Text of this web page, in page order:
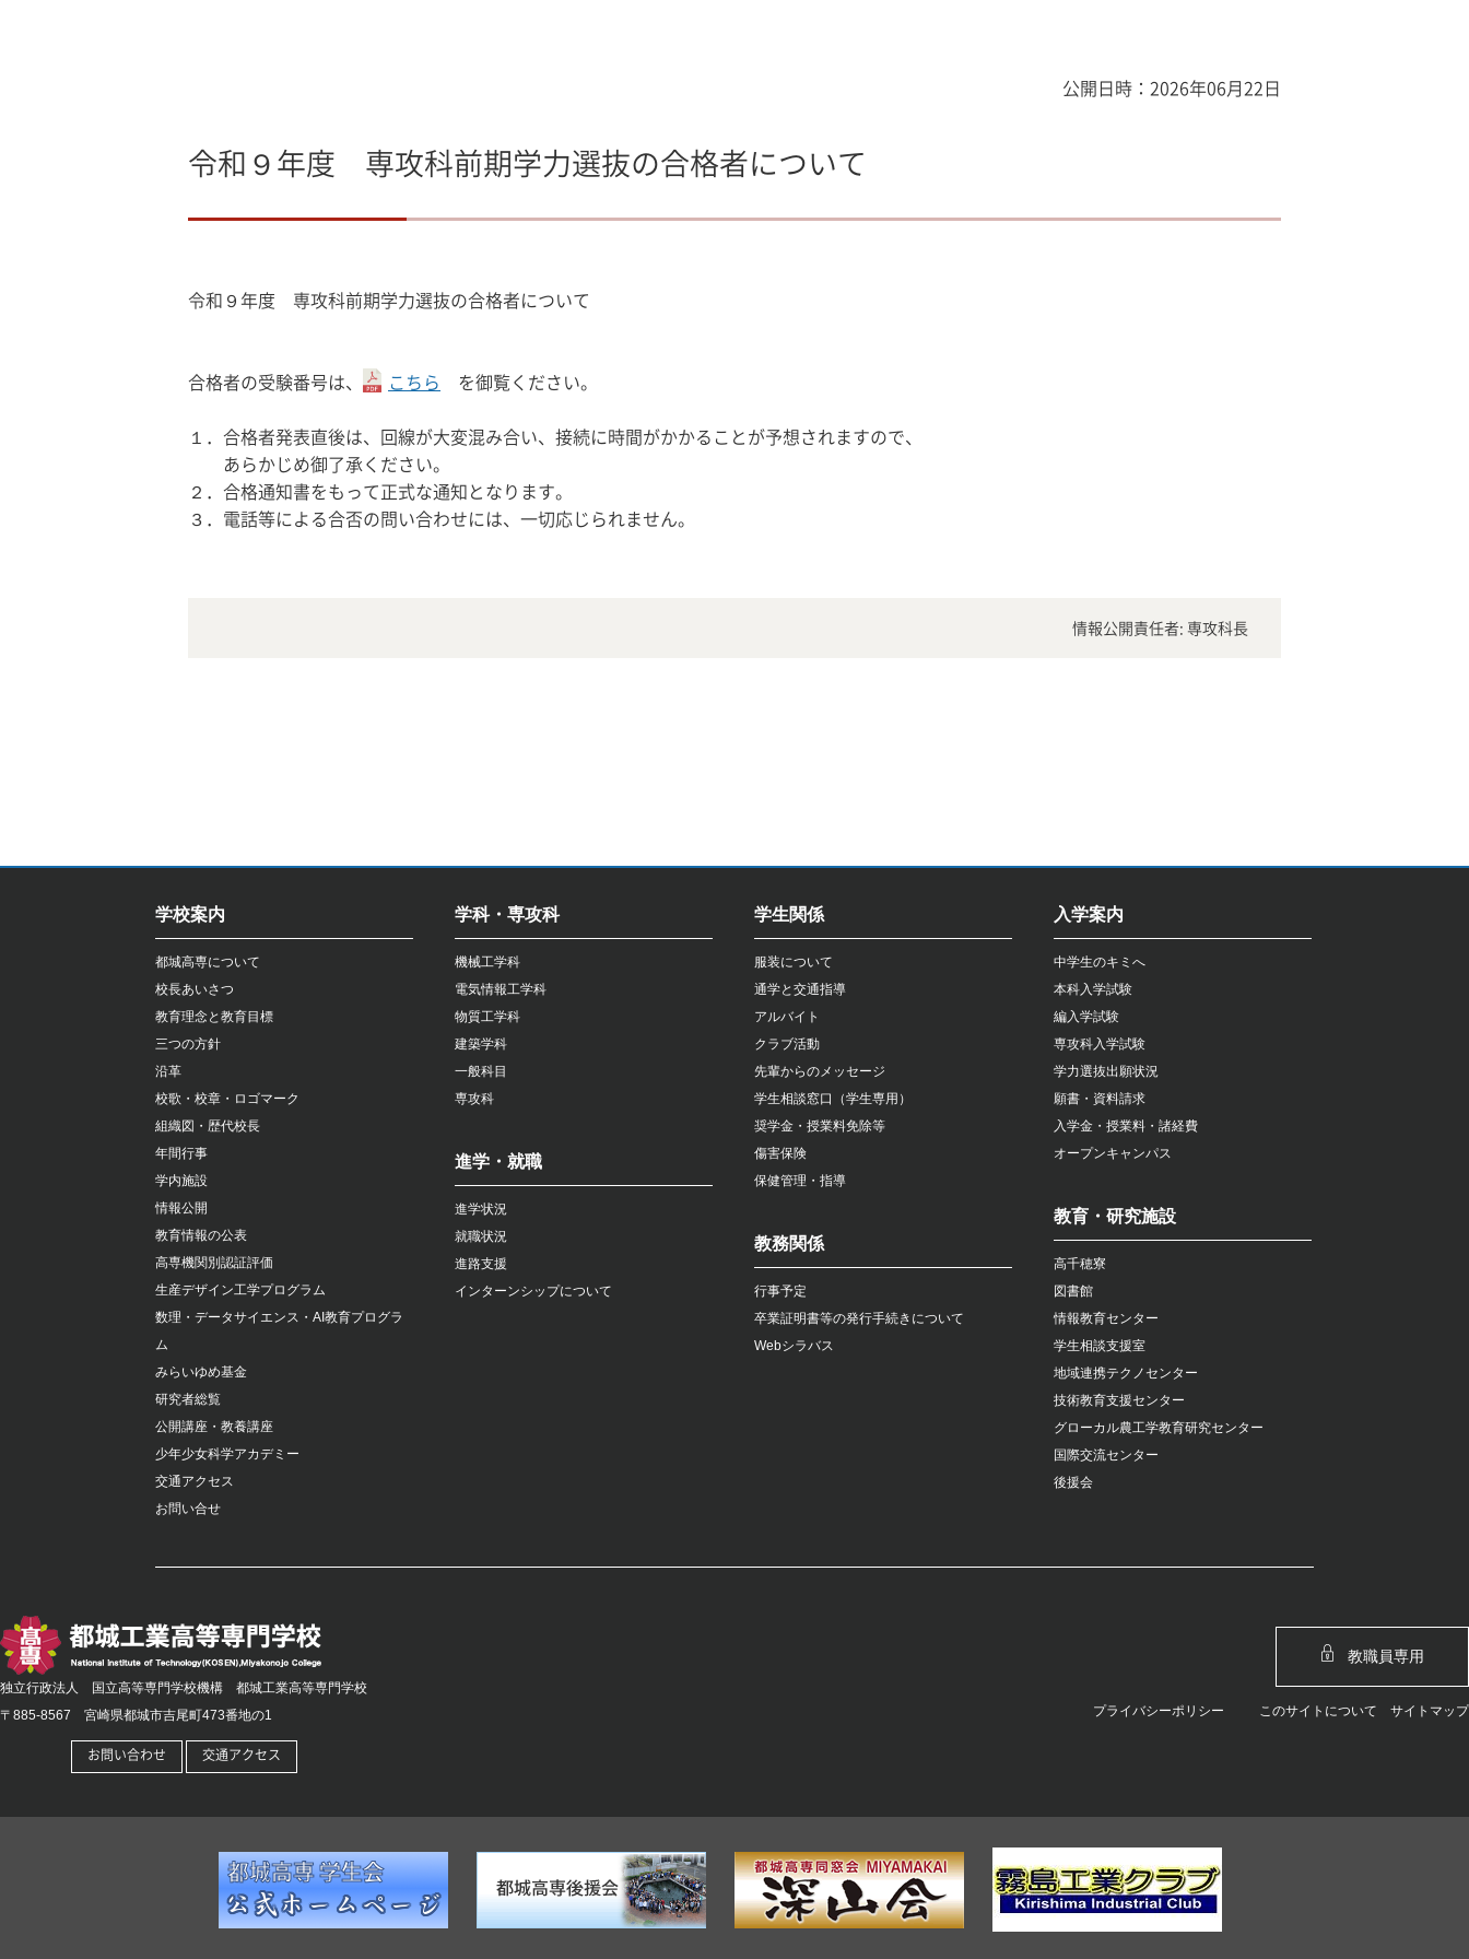
公開日時：2026年06月22日
令和９年度 専攻科前期学力選抜の合格者について
令和９年度 専攻科前期学力選抜の合格者について
合格者の受験番号は、 こちら を御覧ください。
１．合格者発表直後は、回線が大変混み合い、接続に時間がかかることが予想されますので、
あらかじめ御了承ください。
２．合格通知書をもって正式な通知となります。
３．電話等による合否の問い合わせには、一切応じられません。
情報公開責任者: 専攻科長
学校案内
都城高専について
校長あいさつ
教育理念と教育目標
三つの方針
沿革
校歌・校章・ロゴマーク
組織図・歴代校長
年間行事
学内施設
情報公開
教育情報の公表
高専機関別認証評価
生産デザイン工学プログラム
数理・データサイエンス・AI教育プログラ
ム
みらいゆめ基金
研究者総覧
公開講座・教養講座
少年少女科学アカデミー
交通アクセス
お問い合せ
学科・専攻科
機械工学科
電気情報工学科
物質工学科
建築学科
一般科目
専攻科
進学・就職
進学状況
就職状況
進路支援
インターンシップについて
学生関係
服装について
通学と交通指導
アルバイト
クラブ活動
先輩からのメッセージ
学生相談窓口（学生専用）
奨学金・授業料免除等
傷害保険
保健管理・指導
教務関係
行事予定
卒業証明書等の発行手続きについて
Webシラバス
入学案内
中学生のキミへ
本科入学試験
編入学試験
専攻科入学試験
学力選抜出願状況
願書・資料請求
入学金・授業料・諸経費
オープンキャンパス
教育・研究施設
高千穂寮
図書館
情報教育センター
学生相談支援室
地域連携テクノセンター
技術教育支援センター
グローカル農工学教育研究センター
国際交流センター
後援会
独立行政法人 国立高等専門学校機構 都城工業高等専門学校
〒885-8567 宮崎県都城市吉尾町473番地の1
お問い合わせ 交通アクセス
教職員専用
サイトマップ
このサイトについて
プライバシーポリシー